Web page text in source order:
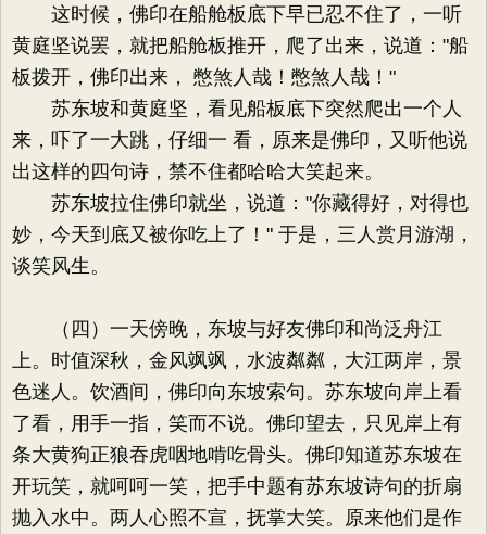
这时候，佛印在船舱板底下早已忍不住了，一听
黄庭坚说罢，就把船舱板推开，爬了出来，说道："船
板拨开，佛印出来， 憋煞人哉！憋煞人哉！"
苏东坡和黄庭坚，看见船板底下突然爬出一个人
来，吓了一大跳，仔细一 看，原来是佛印，又听他说
出这样的四句诗，禁不住都哈哈大笑起来。
苏东坡拉住佛印就坐，说道："你藏得好，对得也
妙，今天到底又被你吃上了！" 于是，三人赏月游湖，
谈笑风生。
（四）一天傍晚，东坡与好友佛印和尚泛舟江
上。时值深秋，金风飒飒，水波粼粼，大江两岸，景
色迷人。饮酒间，佛印向东坡索句。苏东坡向岸上看
了看，用手一指，笑而不说。佛印望去，只见岸上有
条大黄狗正狼吞虎咽地啃吃骨头。佛印知道苏东坡在
开玩笑，就呵呵一笑，把手中题有苏东坡诗句的折扇
抛入水中。两人心照不宣，抚掌大笑。原来他们是作